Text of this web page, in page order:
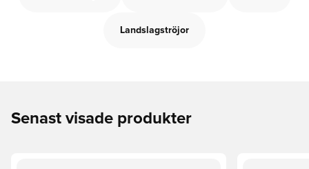
Landslagströjor
Senast visade produkter